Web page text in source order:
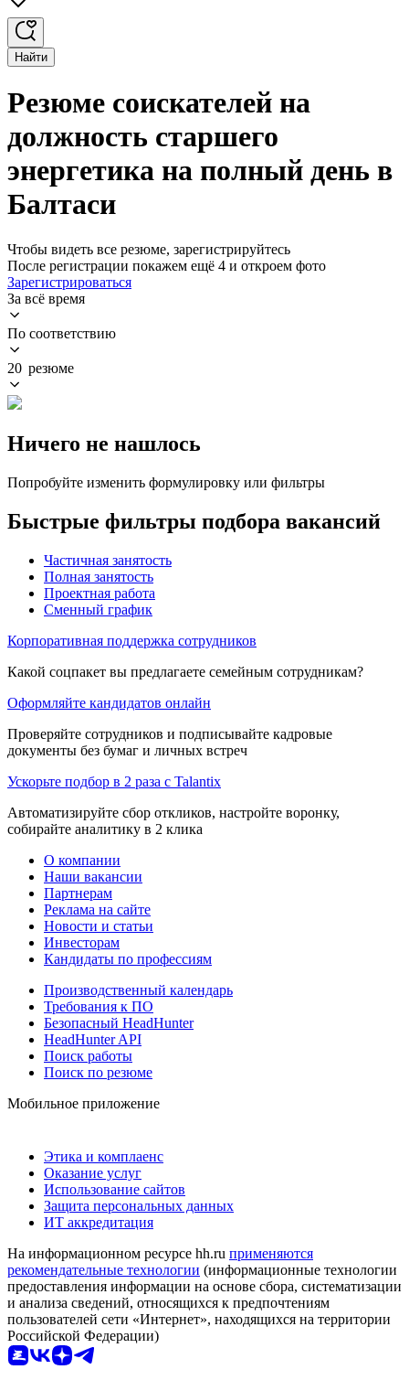
Найти
Резюме соискателей на
должность старшего
энергетика на полный день в
Балтаси
Чтобы видеть все резюме, зарегистрируйтесь
После регистрации покажем ещё 4 и откроем фото
Зарегистрироваться
За всё время
По соответствию
20 резюме
Ничего не нашлось
Попробуйте изменить формулировку или фильтры
Быстрые фильтры подбора вакансий
Частичная занятость
Полная занятость
Проектная работа
Сменный график
Корпоративная поддержка сотрудников
Какой соцпакет вы предлагаете семейным сотрудникам?
Оформляйте кандидатов онлайн
Проверяйте сотрудников и подписывайте кадровые
документы без бумаг и личных встреч
Ускорьте подбор в 2 раза с Talantix
Автоматизируйте сбор откликов, настройте воронку,
собирайте аналитику в 2 клика
О компании
Наши вакансии
Партнерам
Реклама на сайте
Новости и статьи
Инвесторам
Кандидаты по профессиям
Производственный календарь
Требования к ПО
Безопасный HeadHunter
HeadHunter API
Поиск работы
Поиск по резюме
Мобильное приложение
Этика и комплаенс
Оказание услуг
Использование сайтов
Защита персональных данных
ИТ аккредитация
На информационном ресурсе hh.ru применяются
рекомендательные технологии (информационные технологии
предоставления информации на основе сбора, систематизации
и анализа сведений, относящихся к предпочтениям
пользователей сети «Интернет», находящихся на территории
Российской Федерации)